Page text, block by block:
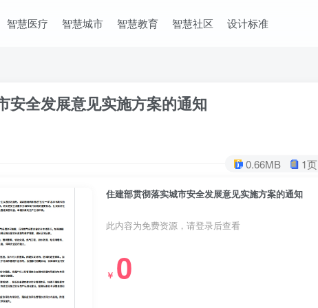
智慧医疗 智慧城市 智慧教育 智慧社区 设计标准
安全发展意见实施方案的通知
0.66MB 1页
住建部贯彻落实城市安全发展意见实施方案的通知
此内容为免费资源，请登录后查看
￥ 0